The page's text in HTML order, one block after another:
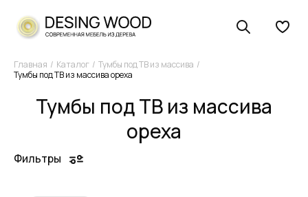
Главная Каталог
Тумбы под ТВ из массива
Тумбы под ТВ из массива ореха
Тумбы под ТВ из массива
ореха
Фильтры